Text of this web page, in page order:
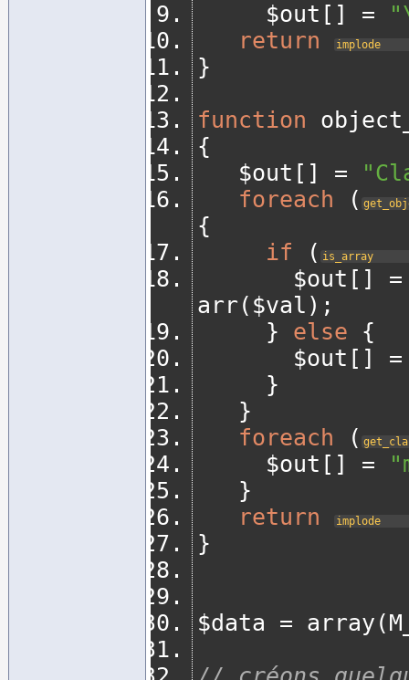
	   $out
[] =
return
implode
}
function
{
   $out
[] =
foreach
(
{
if
( is_array
		   $out
[]
=
arr ( $val );
}
else
{
		   $out
[]
=
}
}
foreach
(
	   $out
[] =
}
return
implode
}
$data = array (